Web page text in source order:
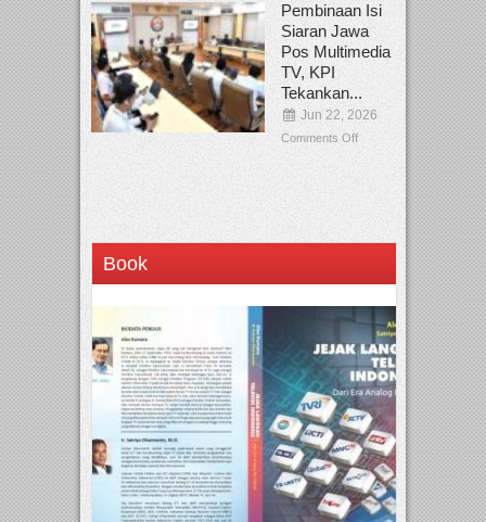
Pembinaan Isi
Siaran Jawa
Pos Multimedia
TV, KPI
Tekankan...
Jun 22, 2026
Comments Off
Book